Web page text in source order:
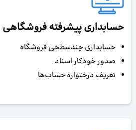
حسابداری پیشرفته فروشگاهی
حسابداری چندسطحی فروشگاه
صدور خودکار اسناد
تعریف درختواره حساب‌ها